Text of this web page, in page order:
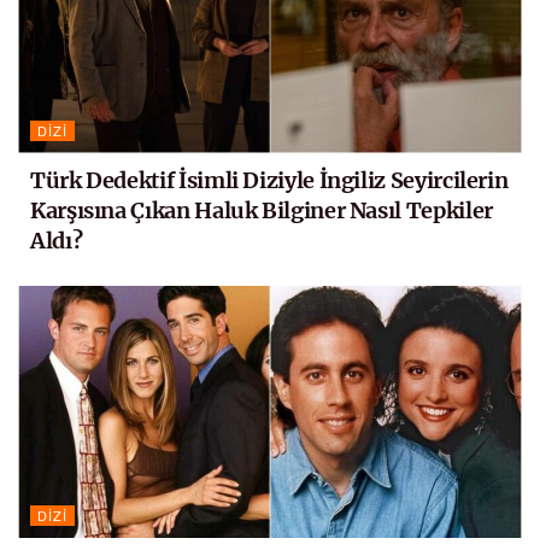
DIZI
Türk Dedektif İsimli Diziyle İngiliz Seyircilerin
Karşısına Çıkan Haluk Bilginer Nasıl Tepkiler
Aldı?
DIZI